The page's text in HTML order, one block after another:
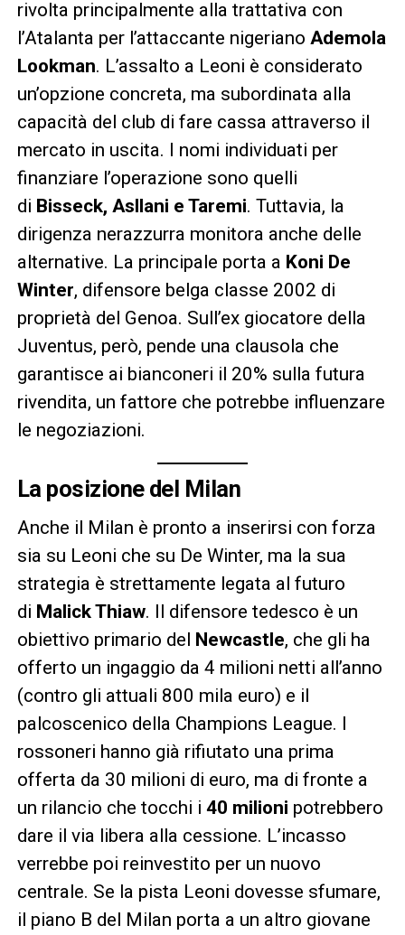
rivolta principalmente alla trattativa con
l’Atalanta per l’attaccante nigeriano Ademola
Lookman. L’assalto a Leoni è considerato
un’opzione concreta, ma subordinata alla
capacità del club di fare cassa attraverso il
mercato in uscita. I nomi individuati per
finanziare l’operazione sono quelli
di Bisseck, Asllani e Taremi. Tuttavia, la
dirigenza nerazzurra monitora anche delle
alternative. La principale porta a Koni De
Winter, difensore belga classe 2002 di
proprietà del Genoa. Sull’ex giocatore della
Juventus, però, pende una clausola che
garantisce ai bianconeri il 20% sulla futura
rivendita, un fattore che potrebbe influenzare
le negoziazioni.
La posizione del Milan
Anche il Milan è pronto a inserirsi con forza
sia su Leoni che su De Winter, ma la sua
strategia è strettamente legata al futuro
di Malick Thiaw. Il difensore tedesco è un
obiettivo primario del Newcastle, che gli ha
offerto un ingaggio da 4 milioni netti all’anno
(contro gli attuali 800 mila euro) e il
palcoscenico della Champions League. I
rossoneri hanno già rifiutato una prima
offerta da 30 milioni di euro, ma di fronte a
un rilancio che tocchi i 40 milioni potrebbero
dare il via libera alla cessione. L’incasso
verrebbe poi reinvestito per un nuovo
centrale. Se la pista Leoni dovesse sfumare,
il piano B del Milan porta a un altro giovane